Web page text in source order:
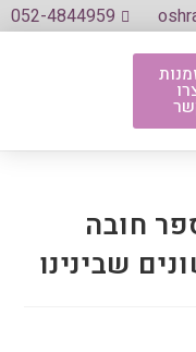
052-4844959
חובה
שבינינו